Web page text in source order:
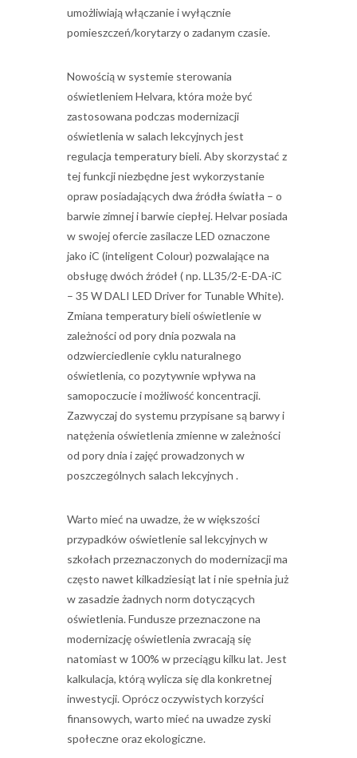
umożliwiają włączanie i wyłącznie
pomieszczeń/korytarzy o zadanym czasie.
Nowością w systemie sterowania
oświetleniem Helvara, która może być
zastosowana podczas modernizacji
oświetlenia w salach lekcyjnych jest
regulacja temperatury bieli. Aby skorzystać z
tej funkcji niezbędne jest wykorzystanie
opraw posiadających dwa źródła światła – o
barwie zimnej i barwie ciepłej. Helvar posiada
w swojej ofercie zasilacze LED oznaczone
jako iC (inteligent Colour) pozwalające na
obsługę dwóch źródeł ( np. LL35/2-E-DA-iC
– 35 W DALI LED Driver for Tunable White).
Zmiana temperatury bieli oświetlenie w
zależności od pory dnia pozwala na
odzwierciedlenie cyklu naturalnego
oświetlenia, co pozytywnie wpływa na
samopoczucie i możliwość koncentracji.
Zazwyczaj do systemu przypisane są barwy i
natężenia oświetlenia zmienne w zależności
od pory dnia i zajęć prowadzonych w
poszczególnych salach lekcyjnych .
Warto mieć na uwadze, że w większości
przypadków oświetlenie sal lekcyjnych w
szkołach przeznaczonych do modernizacji ma
często nawet kilkadziesiąt lat i nie spełnia już
w zasadzie żadnych norm dotyczących
oświetlenia. Fundusze przeznaczone na
modernizację oświetlenia zwracają się
natomiast w 100% w przeciągu kilku lat. Jest
kalkulacja, którą wylicza się dla konkretnej
inwestycji. Oprócz oczywistych korzyści
finansowych, warto mieć na uwadze zyski
społeczne oraz ekologiczne.